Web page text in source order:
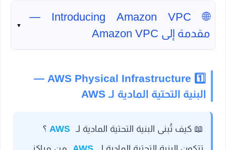
🌐 Introducing Amazon VPC —
مقدمة إلى Amazon VPC
▼
1️⃣ AWS Physical Infrastructure —
البنية التحتية المادية لـ AWS
📖 كيف تُبنى البنية التحتية المادية لـ AWS ؟